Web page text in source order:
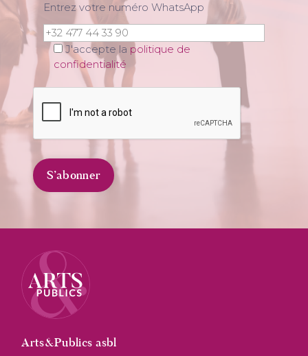
Entrez votre numéro WhatsApp
J'accepte la politique de
confidentialité
Arts&Publics asbl